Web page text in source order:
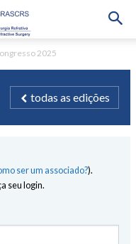
2025
todas as edições
ser um associado?).
seu login.